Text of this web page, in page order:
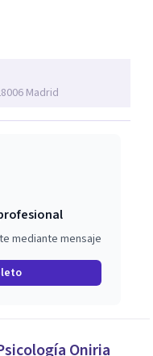
lo que permite
aplicar lo aprendido
que facilita su
un enfoque
Madrid
mediante mensaje
Oniria